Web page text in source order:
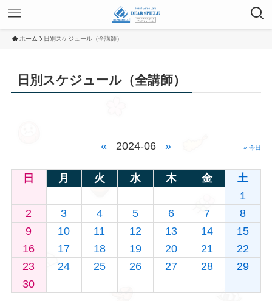
ホーム 日別スケジュール（全講師）
日別スケジュール（全講師）
« 2024-06 » » 今日
日 月 火 水 木 金
土
1
2
3 4 5 6 7
8
9
10 11 12 13 14
15
16
17 18 19 20 21
22
23
24 25 26 27 28
29
30